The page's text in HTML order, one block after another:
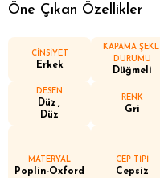
Öne Çıkan Özellikler
CİNSİYET
Erkek
KAPAMA ŞEKLİ
DURUMU
Düğmeli
DESEN
Düz
Düz
RENK
Gri
MATERYAL
Poplin-Oxford
CEP TİPİ
Cepsiz